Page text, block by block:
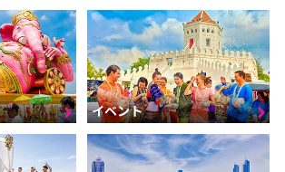
イベント